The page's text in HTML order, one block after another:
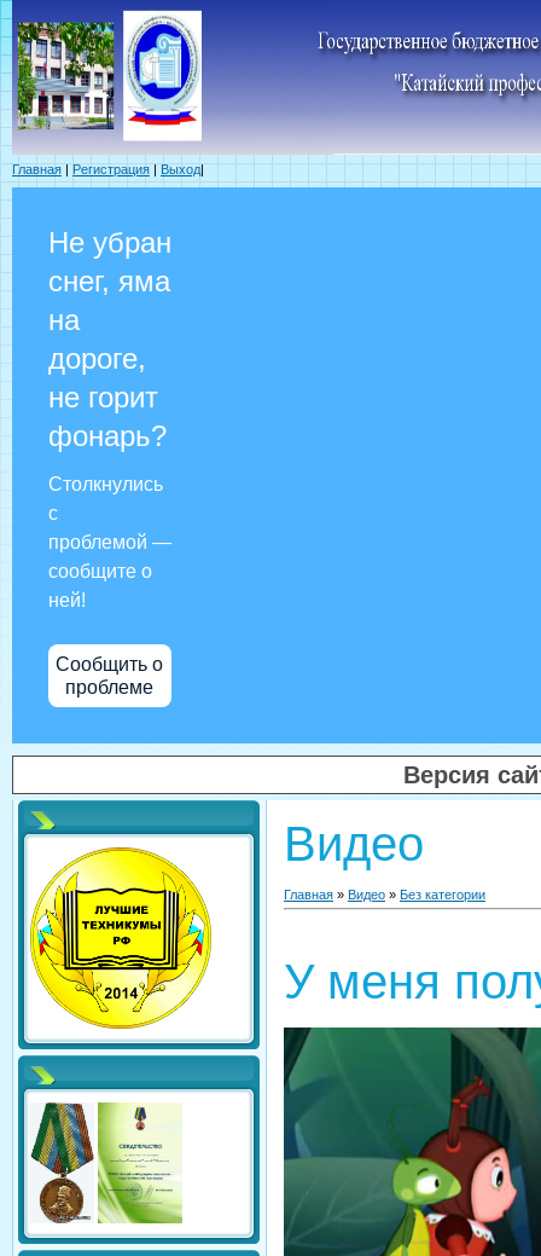
Главная | Регистрация | Выход|
Не убран
снег, яма
на
дороге,
не горит
фонарь?
Столкнулись
с
проблемой —
сообщите о
ней!
Сообщить о
проблеме
Версия
Видео
Главная » Видео » Без категории
У меня